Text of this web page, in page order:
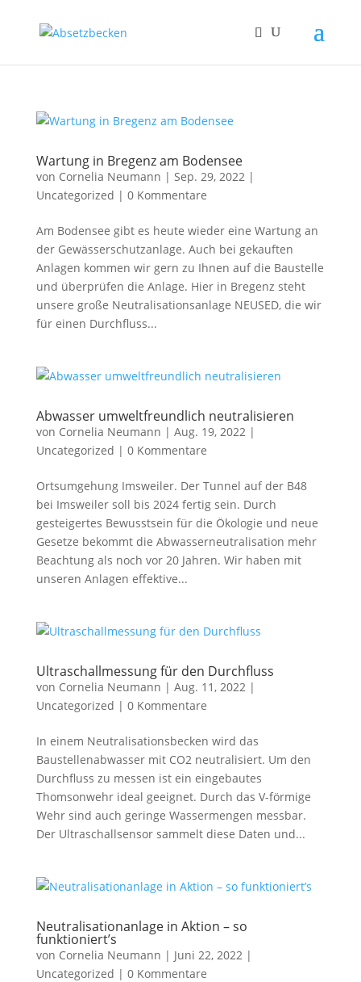
Wartung in Bregenz am Bodensee
von Cornelia Neumann | Sep. 29, 2022|
Uncategorized | 0 Kommentare
Am Bodensee gibt es heute wieder eine Wartung an
der Gewässerschutzanlage. Auch bei gekauften
Anlagen kommen wir gern zu Ihnen auf die Baustelle
und überprüfen die Anlage. Hier in Bregenz steht
unsere große Neutralisationsanlage NEUSED, die wir
für einen Durchfluss...
Abwasser umweltfreundlich neutralisieren
von Cornelia Neumann | Aug. 19, 2022|
Uncategorized | 0 Kommentare
Ortsumgehung Imsweiler. Der Tunnel auf der B48
bei Imsweiler soll bis 2024 fertig sein. Durch
gesteigertes Bewusstsein für die Ökologie und neue
Gesetze bekommt die Abwasserneutralisation mehr
Beachtung als noch vor 20 Jahren. Wir haben mit
unseren Anlagen effektive...
Ultraschallmessung für den Durchfluss
von Cornelia Neumann | Aug. 11, 2022|
Uncategorized | 0 Kommentare
In einem Neutralisationsbecken wird das
Baustellenabwasser mit CO2 neutralisiert. Um den
Durchfluss zu messen ist ein eingebautes
Thomsonwehr ideal geeignet. Durch das V-förmige
Wehr sind auch geringe Wassermengen messbar.
Der Ultraschallsensor sammelt diese Daten und...
Neutralisationanlage in Aktion – so
funktioniert’s
von Cornelia Neumann | Juni 22, 2022|
Uncategorized | 0 Kommentare